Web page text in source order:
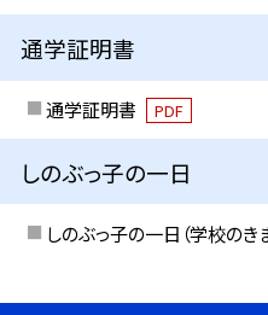
通学証明書
通学証明書 PDF
しのぶっ子の一日
しのぶっ子の一日（学校のき